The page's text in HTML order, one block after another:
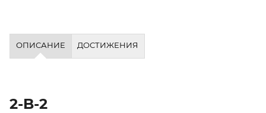
ОПИСАНИЕ ДОСТИЖЕНИЯ
2-B-2